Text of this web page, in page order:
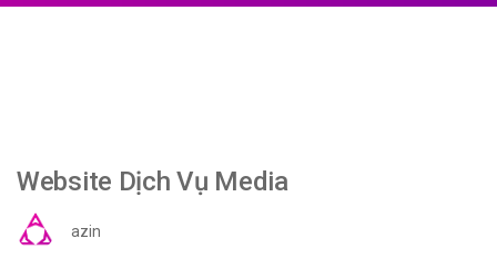
Website Dịch Vụ Media
azin